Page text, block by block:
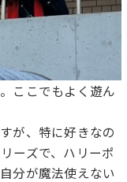
ここでもよく遊ん
が、特に好きなの
ーズで、ハリーポ
分が魔法使えない